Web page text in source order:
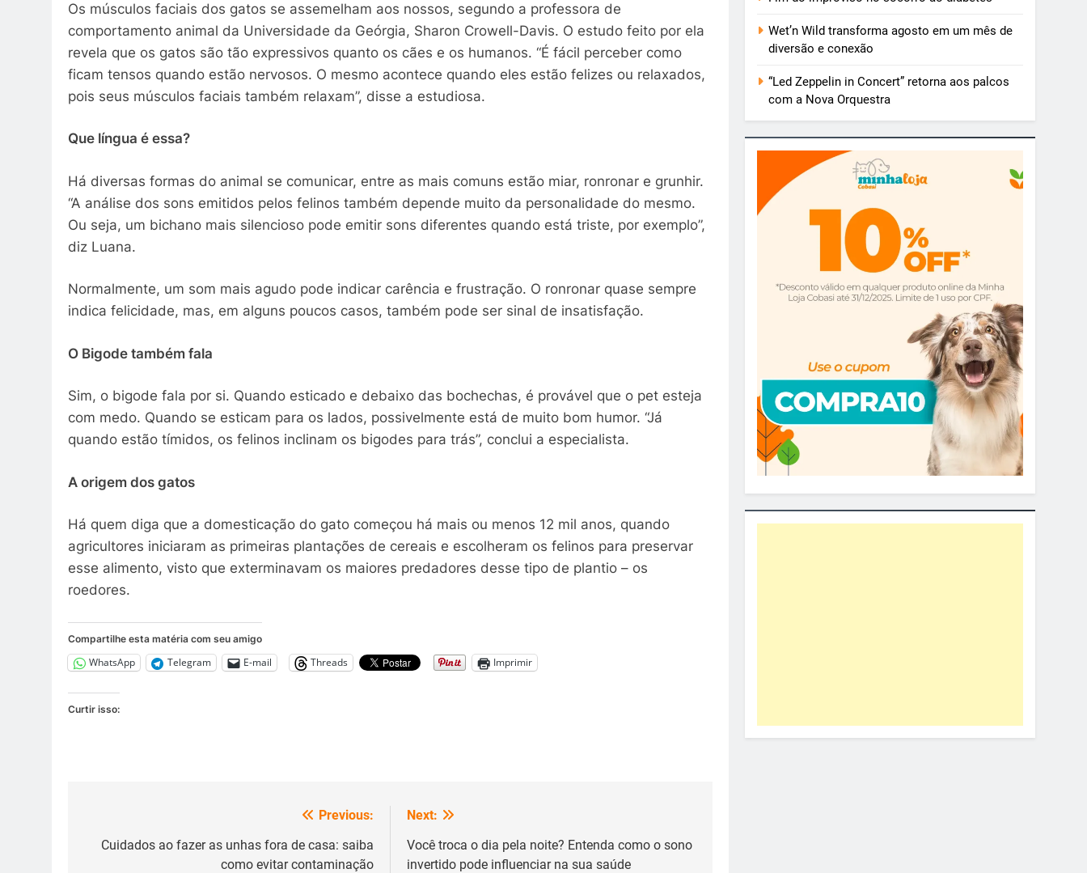
Os músculos faciais dos gatos se assemelham aos nossos, segundo a professora de
comportamento animal da Universidade da Geórgia, Sharon Crowell-Davis. O estudo feito por ela
revela que os gatos são tão expressivos quanto os cães e os humanos. “É fácil perceber como
ficam tensos quando estão nervosos. O mesmo acontece quando eles estão felizes ou relaxados,
pois seus músculos faciais também relaxam”, disse a estudiosa.
Que língua é essa?
Há diversas formas do animal se comunicar, entre as mais comuns estão miar, ronronar e grunhir.
“A análise dos sons emitidos pelos felinos também depende muito da personalidade do mesmo.
Ou seja, um bichano mais silencioso pode emitir sons diferentes quando está triste, por exemplo”,
diz Luana.
Normalmente, um som mais agudo pode indicar carência e frustração. O ronronar quase sempre
indica felicidade, mas, em alguns poucos casos, também pode ser sinal de insatisfação.
O Bigode também fala
Sim, o bigode fala por si. Quando esticado e debaixo das bochechas, é provável que o pet esteja
com medo. Quando se esticam para os lados, possivelmente está de muito bom humor. “Já
quando estão tímidos, os felinos inclinam os bigodes para trás”, conclui a especialista.
A origem dos gatos
Há quem diga que a domesticação do gato começou há mais ou menos 12 mil anos, quando
agricultores iniciaram as primeiras plantações de cereais e escolheram os felinos para preservar
esse alimento, visto que exterminavam os maiores predadores desse tipo de plantio – os
roedores.
Compartilhe esta matéria com seu amigo
WhatsApp Telegram E-mail Threads Imprimir
Curtir isso:
de
Previous:
Cuidados ao fazer as unhas fora de casa: saiba
como evitar contaminação
Next:
Você troca o dia pela noite? Entenda como o sono
invertido pode influenciar na sua saúde
Wet’n Wild transforma agosto em um mês de
diversão e conexão
“Led Zeppelin in Concert” retorna aos palcos
com a Nova Orquestra